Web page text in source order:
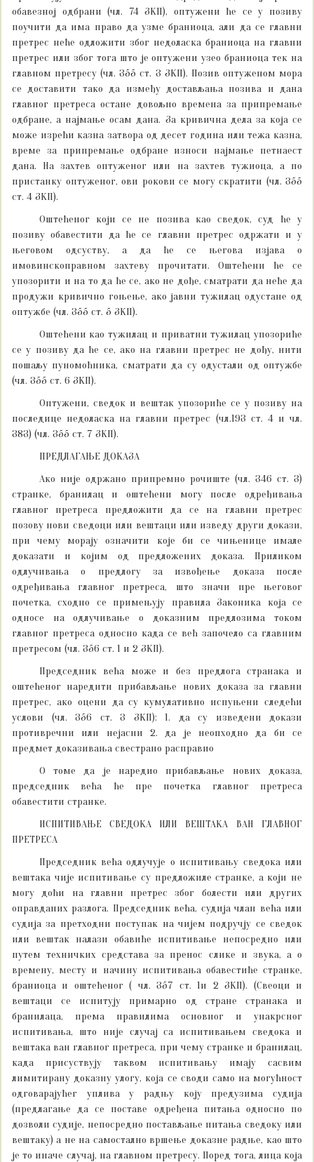
обавезној одбрани (чл. 74 ЗКП), оптужени ће се у позиву
поучити да има право да узме браниоца, али да се главни
претрес неће одложити због недоласка браниоца на главни
претрес или због тога што је оптужени узео браниоца тек на
главном претресу (чл. 355 ст. 3 ЗКП). Позив оптуженом мора
се доставити тако да између достављања позива и дана
главног претреса остане довољно времена за припремање
одбране, а најмање осам дана. За кривична дела за која се
може изрећи казна затвора од десет година или тежа казна,
време за припремање одбране износи најмање петнаест
дана. На захтев оптуженог или на захтев тужиоца, а по
пристанку оптуженог, ови рокови се могу скратити (чл. 355
ст. 4 ЗКП).
Оштећеног који се не позива као сведок, суд ће у
позиву обавестити да ће се главни претрес одржати и у
његовом одсуству, а да ће се његова изјава о
имовинскоправном захтеву прочитати. Оштећени ће се
упозорити и на то да ће се, ако не дође, сматрати да неће да
продужи кривично гоњење, ако јавни тужилац одустане од
оптужбе (чл. 355 ст. 5 ЗКП).
Оштећени као тужилац и приватни тужилац упозориће
се у позиву да ће се, ако на главни претрес не дођу, нити
пошаљу пуномоћника, сматрати да су одустали од оптужбе
(чл. 355 ст. 6 ЗКП).
Оптужени, сведок и вештак упозориће се у позиву на
последице недоласка на главни претрес (чл.193 ст. 4 и чл.
383) (чл. 355 ст. 7 ЗКП).
ПРЕДЛАГАЊЕ ДОКАЗА
Ако није одржано припремно рочиште (чл. 346 ст. 3)
странке, бранилац и оштећени могу после одређивања
главног претреса предложити да се на главни претрес
позову нови сведоци или вештаци или изведу други докази,
при чему морају означити које би се чињенице имале
доказати и којим од предложених доказа. Приликом
одлучивања о предлогу за извођење доказа после
одређивања главног претреса, што значи пре његовог
почетка, сходно се примењују правила Законика која се
односе на одлучивање о доказним предлозима током
главног претреса односно када се већ започело са главним
претресом (чл. 356 ст. 1 и 2 ЗКП).
Председник већа може и без предлога странака и
оштећеног наредити прибављање нових доказа за главни
претрес, ако оцени да су кумулативно испуњени следећи
услови (чл. 356 ст. 3 ЗКП): 1. да су изведени докази
противречни или нејасни 2. да је неопходно да би се
предмет доказивања свестрано расправио
О томе да је наредио прибављање нових доказа,
председник већа ће пре почетка главног претреса
обавестити странке.
ИСПИТИВАЊЕ СВЕДОКА ИЛИ ВЕШТАКА ВАН ГЛАВНОГ
ПРЕТРЕСА
Председник већа одлучује о испитивању сведока или
вештака чије испитивање су предложиле странке, а који не
могу доћи на главни претрес због болести или других
оправданих разлога. Председник већа, судија члан већа или
судија за претходни поступак на чијем подручју се сведок
или вештак налази обавиће испитивање непосредно или
путем техничких средстава за пренос слике и звука, а о
времену, месту и начину испитивања обавестиће странке,
браниоца и оштећеног ( чл. 357 ст. 1и 2 ЗКП). (Свеоци и
вештаци се испитују примарно од стране странака и
бранилаца, према правилима основног и унакрсног
испитивања, што није случај са испитивањем сведока и
вештака ван главног претреса, при чему странке и бранилац,
када присуствују таквом испитивању имају сасвим
лимитирану доказну улогу, која се своди само на могућност
одговарајућег уплива у радњу коју предузима судија
(предлагање да се поставе одређена питања односно по
дозволи судије, непосредно постављање питања сведоку или
вештаку) а не на самостално вршење доказне радње, као што
је то иначе случај, на главном претресу. Поред тога, лица која